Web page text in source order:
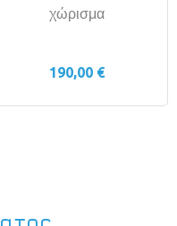
χώρισμα
190,00 €